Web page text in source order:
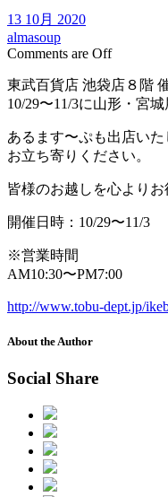
13 10月 2020
almasoup
Comments are Off
東武百貨店 池袋店８階
10/29〜11/3に山形・宮
あるます〜ぷも出店い
お立ち寄りください。
皆様のお越しを心よりお
開催日時：10/29〜11/3
※営業時間
AM10:30〜PM7:00
http://www.tobu-dept.jp/
About the Author
Social Share